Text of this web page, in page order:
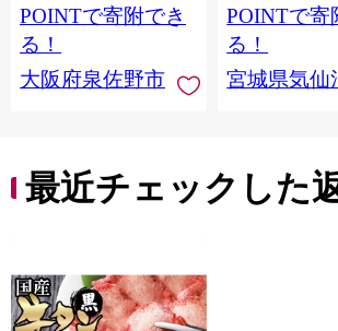
POINTで寄附でき
る！
大阪府泉佐野市
ウトドア バ
ー 厚切り タン
POINTで寄
る！
宮城県気仙
最近チェックした